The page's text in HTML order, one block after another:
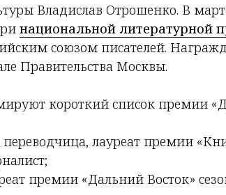
Владислав Отрошенко. В
национальной литературной
союзом писателей.
Правительства Москвы.
короткий список премии
лауреат премии
премии «Дальний Восток»